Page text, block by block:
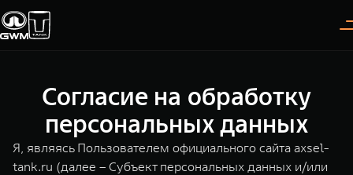
Модели
Покупателям
ВЫБОР АВТОМОБИЛЯ
Владельцам
ГАРАНТИЯ И ПОДДЕРЖКА
О дилере
ИНФОРМАЦИЯ
Согласие на обработку
персональных данных
Я, являясь Пользователем официального сайта axsel-
tank.ru (далее – Субъект персональных данных и/или